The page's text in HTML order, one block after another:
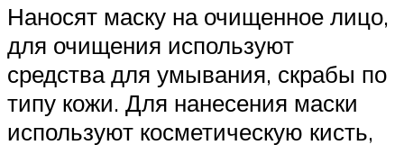
Наносят маску на очищенное лицо,
для очищения используют
средства для умывания, скрабы по
типу кожи. Для нанесения маски
используют косметическую кисть,